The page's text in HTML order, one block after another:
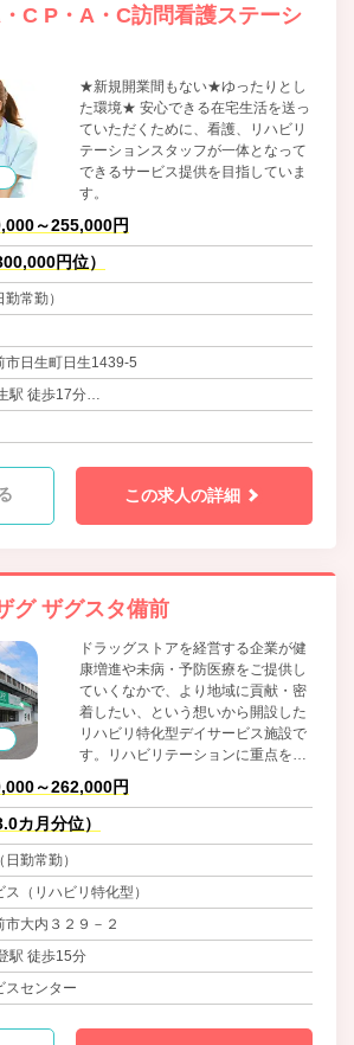
C P・A・C訪問看護ステーシ
★新規開業間もない★ゆったりとし
た環境★ 安心できる在宅生活を送っ
ていただくために、看護、リハビリ
テーションスタッフが一体となって
できるサービス提供を目指していま
す。
～255,000円
円位）
常勤）
市日生町日生1439-5
駅 徒歩17分
営バス 日生線 川西 徒歩1分
この求人の詳細
グ ザグスタ備前
ドラッグストアを経営する企業が健
康増進や未病・予防医療をご提供し
ていくなかで、より地域に貢献・密
着したい、という想いから開設した
リハビリ特化型デイサービス施設で
す。リハビリテーションに重点を置
き、ご利用者様の自立支援、介護量
軽減を目指し、より健康でより快適
に過ごせる環境を構築します。「シ
ニア向けのフィットネスジム」をコ
みだ！とおっしゃっていただけるよ
うなサービスをご提供いたします。
～262,000円
カ月分位）
勤常勤）
（リハビリ特化型）
市大内３２９－２
駅 徒歩15分
スセンター